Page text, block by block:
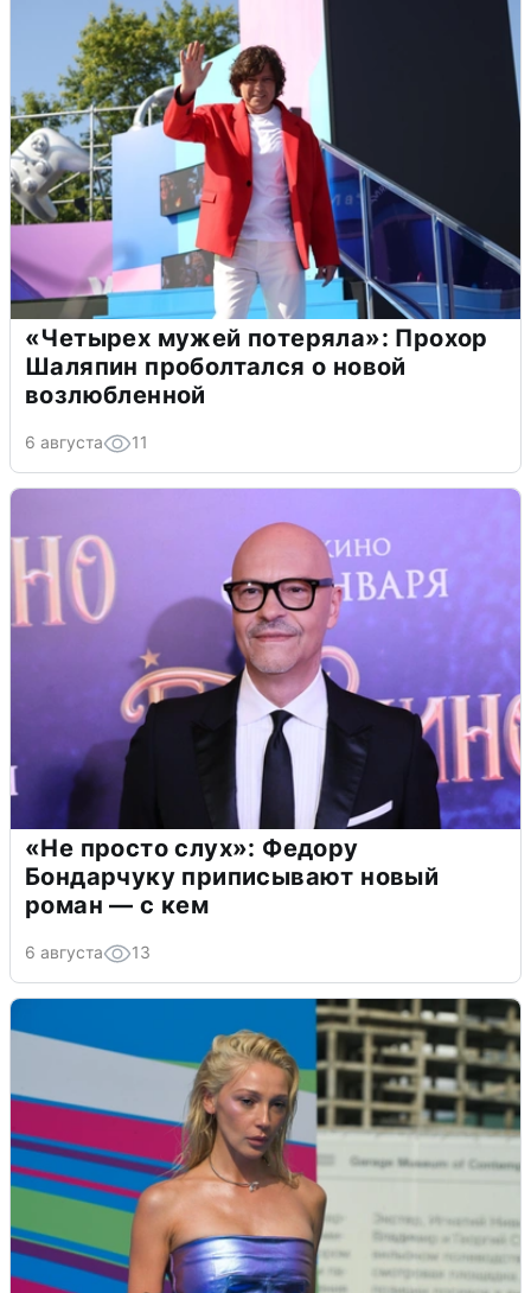
«Четырех мужей потеряла»: Прохор
Шаляпин проболтался о новой
возлюбленной
6 августа 11
«Не просто слух»: Федору
Бондарчуку приписывают новый
роман — с кем
6 августа 13